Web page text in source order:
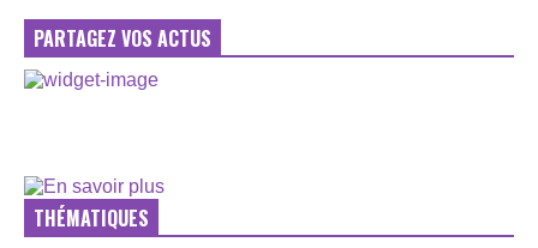
PARTAGEZ VOS ACTUS
THÉMATIQUES